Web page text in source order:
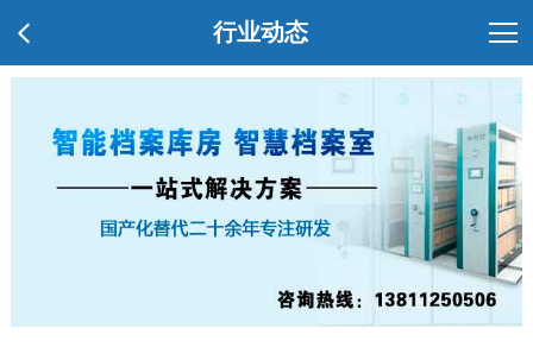
行业动态